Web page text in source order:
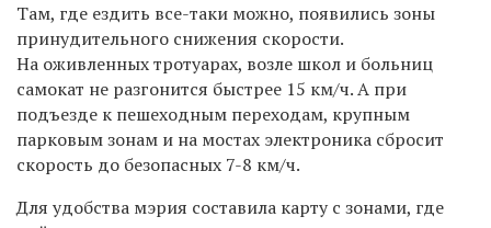
Там, где ездить все-таки можно, появились зоны
принудительного снижения скорости.
На оживленных тротуарах, возле школ и больниц
самокат не разгонится быстрее 15 км/ч. А при
подъезде к пешеходным переходам, крупным
парковым зонам и на мостах электроника сбросит
скорость до безопасных 7-8 км/ч.
Для удобства мэрия составила карту с зонами, где